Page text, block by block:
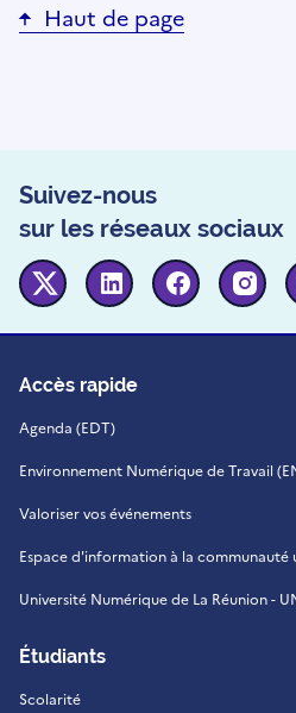
Haut de page
Suivez-nous
sur les réseaux sociaux
Twitter Linkedin Facebook
Accès rapide
Agenda (EDT)
Environnement Numérique de Travail
Valoriser vos événements
Espace d'information à la communauté
Université Numérique de La Réunion -
Étudiants
Scolarité